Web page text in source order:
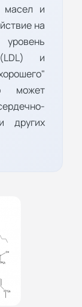
масел и
на
(LDL) и
может
других